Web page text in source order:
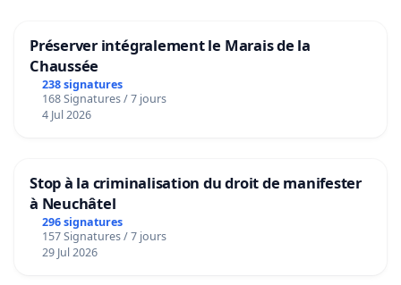
Préserver intégralement le Marais de la
Chaussée
238 signatures
168 Signatures / 7 jours
4 Jul 2026
Stop à la criminalisation du droit de manifester
à Neuchâtel
296 signatures
157 Signatures / 7 jours
29 Jul 2026